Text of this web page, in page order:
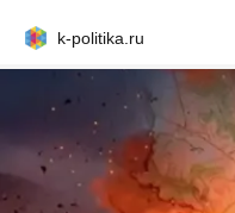
k-politika.ru